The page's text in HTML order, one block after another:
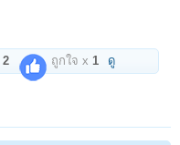
2 ถูกใจ x1 ดู